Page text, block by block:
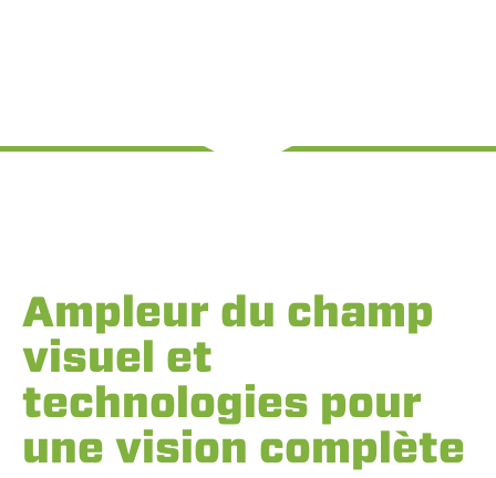
Ampleur du champ
visuel et
technologies pour
une vision complète